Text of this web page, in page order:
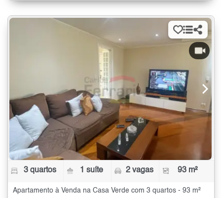
3 quartos 1 suíte 2 vagas 93 m²
Apartamento à Venda na Casa Verde com 3 quartos - 93 m²